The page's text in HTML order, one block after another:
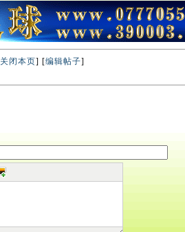
关闭本页] [编辑帖子]